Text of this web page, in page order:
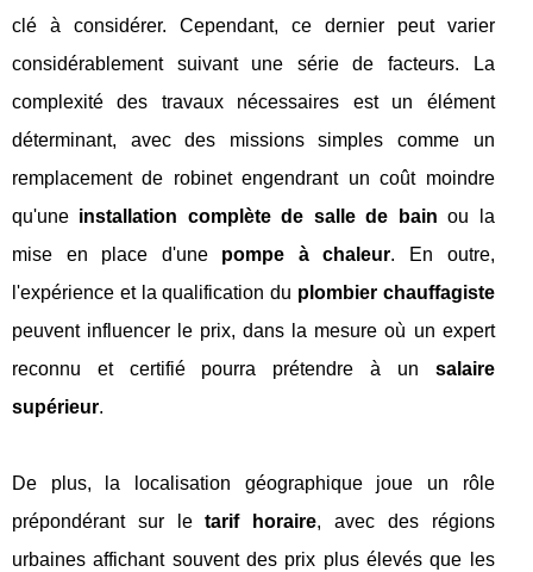
clé à considérer. Cependant, ce dernier peut varier
considérablement suivant une série de facteurs. La
complexité des travaux nécessaires est un élément
déterminant, avec des missions simples comme un
remplacement de robinet engendrant un coût moindre
qu'une installation complète de salle de bain ou la
mise en place d'une pompe à chaleur. En outre,
l'expérience et la qualification du plombier chauffagiste
peuvent influencer le prix, dans la mesure où un expert
reconnu et certifié pourra prétendre à un salaire
supérieur.
De plus, la localisation géographique joue un rôle
prépondérant sur letarif horaire, avec des régions
urbaines affichant souvent des prix plus élevés que les